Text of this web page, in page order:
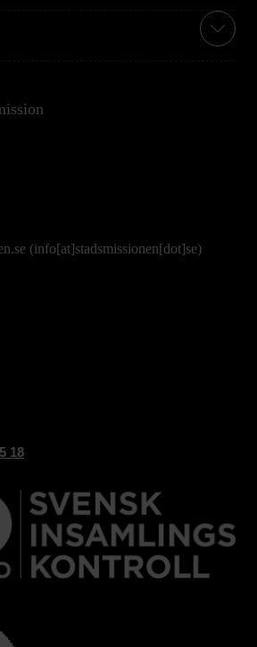
(info[at]stadsmissionen[dot]se)
18